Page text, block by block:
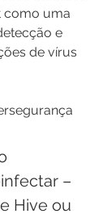
como uma
e
de vírus
–
Hive ou